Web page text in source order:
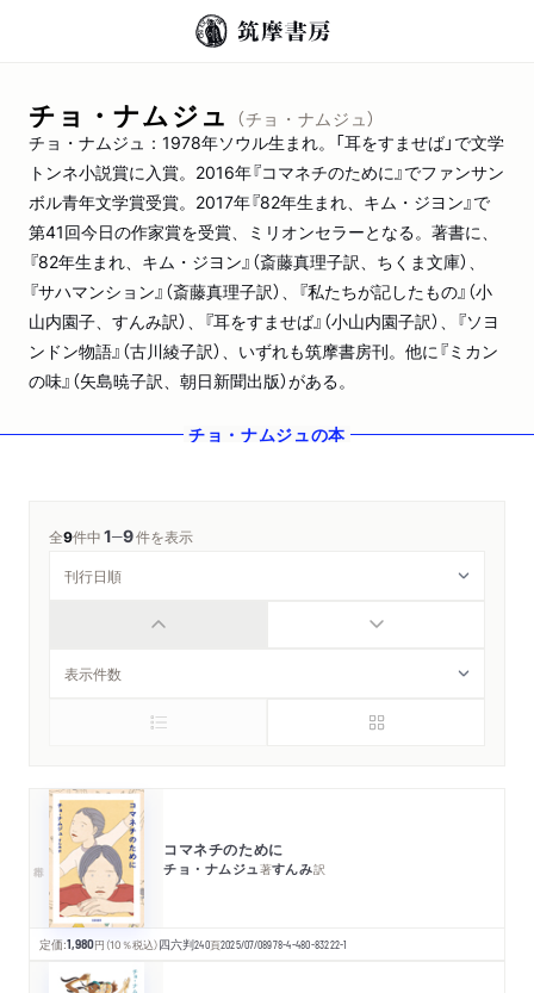
チョ・ナムジュ （チョ・ナムジュ）
チョ・ナムジュ：1978年ソウル生まれ。「耳をすませば」で文学
トンネ小説賞に入賞。2016年『コマネチのために』でファンサン
ボル青年文学賞受賞。2017年『82年生まれ、キム・ジヨン』で
第41回今日の作家賞を受賞、ミリオンセラーとなる。著書に、
『82年生まれ、キム・ジヨン』（斎藤真理子訳、ちくま文庫）、
『サハマンション』（斎藤真理子訳）、『私たちが記したもの』（小
山内園子、すんみ訳）、『耳をすませば』（小山内園子訳）、『ソヨ
ンドン物語』（古川綾子訳）、いずれも筑摩書房刊。他に『ミカン
の味』（矢島暁子訳、朝日新聞出版）がある。
チョ・ナムジュの本
全9件中1─9件を表示
コマネチのために
チョ・ナムジュ著すんみ訳
定価:1,980円 （10％税込）四六判240頁2025/07/08978-4-480-83222-1